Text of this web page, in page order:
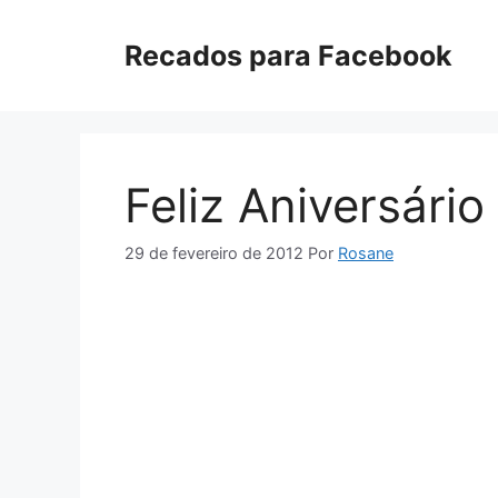
Recados para Facebook
Feliz
29 de fevereiro de 2012 Por Rosane